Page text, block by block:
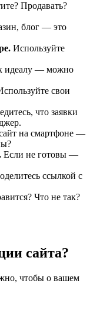
Продавать?
блог — это
Используйте
идеалу — можно
свои
что заявки
на смартфоне —
Если не готовы —
ссылкой с
Что не так?
сайта?
чтобы о вашем